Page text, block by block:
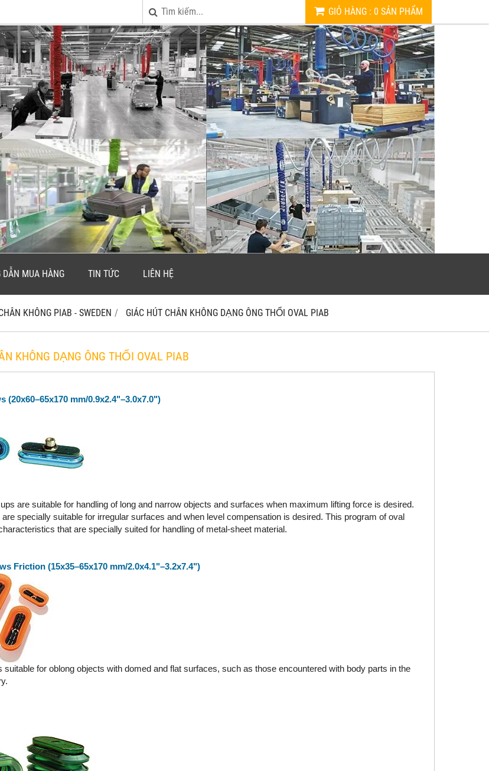
GIỎ HÀNG : 0 SẢN PHẨM
DẪN MUA HÀNG TIN TỨC LIÊN HỆ
KHÔNG PIAB - SWEDEN GIÁC HÚT CHÂN KHÔNG DẠNG ÔNG THỔI OVAL PIAB
KHÔNG DẠNG ÔNG THỔI OVAL PIAB
(20x60–65x170 mm/0.9x2.4"–3.0x7.0")
are suitable for handling of long and narrow objects and surfaces when maximum lifting force is desired.
specially suitable for irregular surfaces and when level compensation is desired. This program of oval
that are specially suited for handling of metal-sheet material.
Friction (15x35–65x170 mm/2.0x4.1"–3.2x7.4")
suitable for oblong objects with domed and flat surfaces, such as those encountered with body parts in the